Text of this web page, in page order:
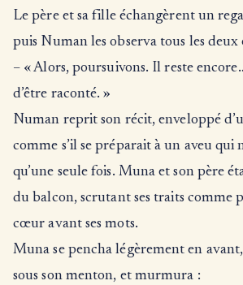
Le père et sa fille échangèrent un
puis Numan les observa tous les
– « Alors, poursuivons. Il reste
d’être raconté. »
Numan reprit son récit, enveloppé
comme s’il se préparait à un aveu qui
qu’une seule fois. Muna et son père
du balcon, scrutant ses traits comme
cœur avant ses mots.
Muna se pencha légèrement en
sous son menton, et murmura :